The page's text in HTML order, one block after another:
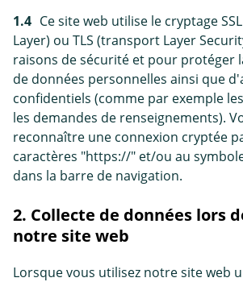
1.4 Ce site web utilise le cryptage
Layer) ou TLS (transport Layer
raisons de sécurité et pour protéger
de données personnelles ainsi que
confidentiels (comme par exemple
les demandes de renseignements).
reconnaître une connexion cryptée
caractères "https://" et/ou au
dans la barre de navigation.
2. Collecte de données lors
notre site web
Lorsque vous utilisez notre site web